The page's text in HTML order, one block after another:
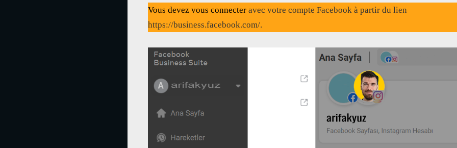
Vous devez vous connecter avec votre compte Facebook à partir du lien
https://business.facebook.com/.